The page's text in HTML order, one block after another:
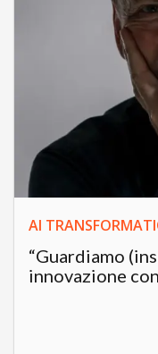
AI
“Guardiamo
innovazione con